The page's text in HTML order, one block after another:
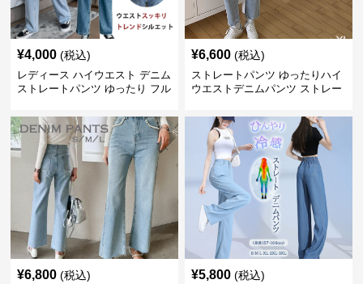
¥4,000 (税込)
レディース ハイウエスト デニム
ストレートパンツ ゆったり フル
¥6,600 (税込)
ストレートパンツ ゆったりハイ
ウエストデニムパンツ ストレー
¥6,800 (税込) ¥5,800 (税込)